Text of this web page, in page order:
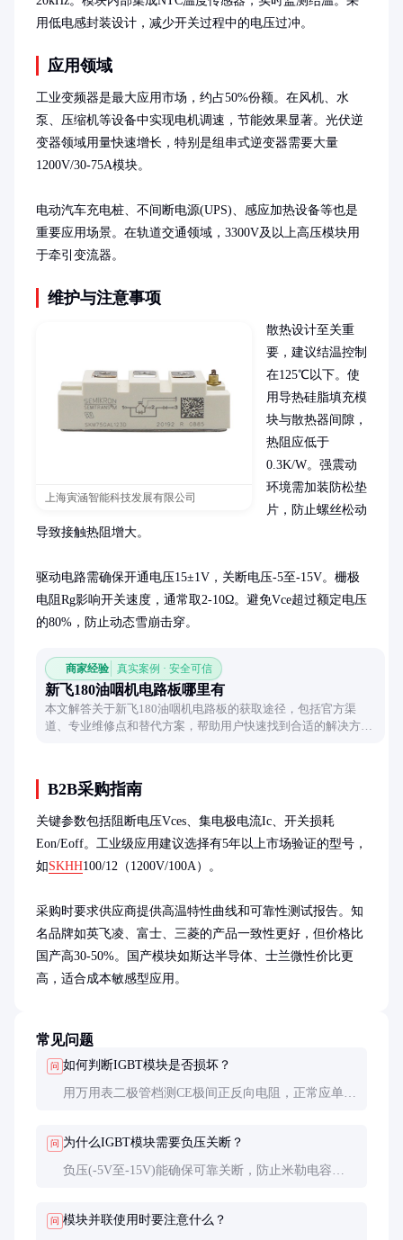
用低电感封装设计，减少开关过程中的电压过冲。
应用领域
工业变频器是最大应用市场，约占50%份额。在风机、水
泵、压缩机等设备中实现电机调速，节能效果显著。光伏逆
变器领域用量快速增长，特别是组串式逆变器需要大量
1200V/30-75A模块。
电动汽车充电桩、不间断电源(UPS)、感应加热设备等也是
重要应用场景。在轨道交通领域，3300V及以上高压模块用
于牵引变流器。
维护与注意事项
上海寅涵智能科技发展有限公司
散热设计至关重
要，建议结温控制
在125℃以下。使
用导热硅脂填充模
块与散热器间隙，
热阻应低于
0.3K/W。强震动
环境需加装防松垫
片，防止螺丝松动
导致接触热阻增大。
驱动电路需确保开通电压15±1V，关断电压-5至-15V。栅极
电阻Rg影响开关速度，通常取2-10Ω。避免Vce超过额定电压
的80%，防止动态雪崩击穿。
商家经验 真实案例 · 安全可信
新飞180油咽机电路板哪里有
本文解答关于新飞180油咽机电路板的获取途径，包括官方渠
道、专业维修点和替代方案，帮助用户快速找到合适的解决方
B2B采购指南
关键参数包括阻断电压Vces、集电极电流Ic、开关损耗
Eon/Eoff。工业级应用建议选择有5年以上市场验证的型号，
如SKHH100/12（1200V/100A）。
采购时要求供应商提供高温特性曲线和可靠性测试报告。知
名品牌如英飞凌、富士、三菱的产品一致性更好，但价格比
国产高30-50%。国产模块如斯达半导体、士兰微性价比更
高，适合成本敏感型应用。
常见问题
问 如何判断IGBT模块是否损坏？
用万用表二极管档测CE极间正反向电阻，正常应单向
速发热。
问 为什么IGBT模块需要负压关断？
负压(-5V至-15V)能确保可靠关断，防止米勒电容引
问 模块并联使用时要注意什么？